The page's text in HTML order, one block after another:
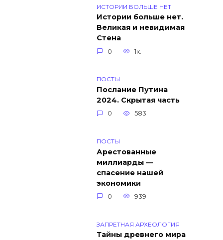
ИСТОРИИ БОЛЬШЕ НЕТ
Истории больше нет.
Великая и невидимая
Стена
0 1к.
ПОСТЫ
Послание Путина
2024. Скрытая часть
0 583
ПОСТЫ
Арестованные
миллиарды —
спасение нашей
экономики
0 939
ЗАПРЕТНАЯ АРХЕОЛОГИЯ
Тайны древнего мира